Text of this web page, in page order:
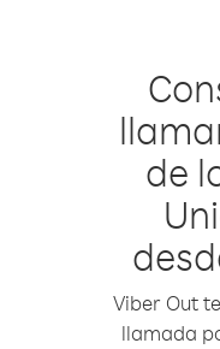
de
Viber Out
llamada